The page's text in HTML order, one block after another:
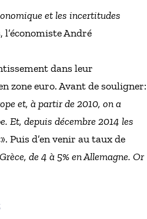
et les incertitudes
l’économiste André
dans leur
zone euro. Avant de souligner:
et, à partir de 2010, on a
Et, depuis décembre 2014 les
». Puis d’en venir au taux de
de 4 à 5% en Allemagne. Or